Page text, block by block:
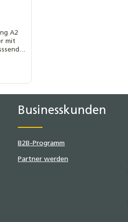
A2
mit
(dc):
15mm
VPE: 50Businesskunden
B2B-Programm
Partner werden